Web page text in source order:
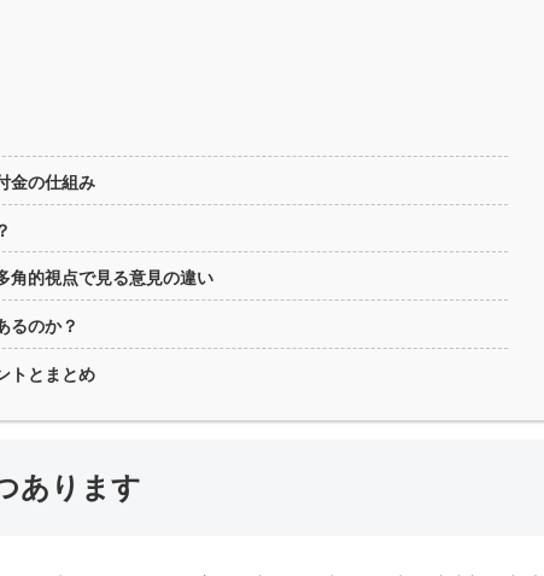
金の仕組み
的視点で見る意見の違い
るのか？
トとまとめ
あります